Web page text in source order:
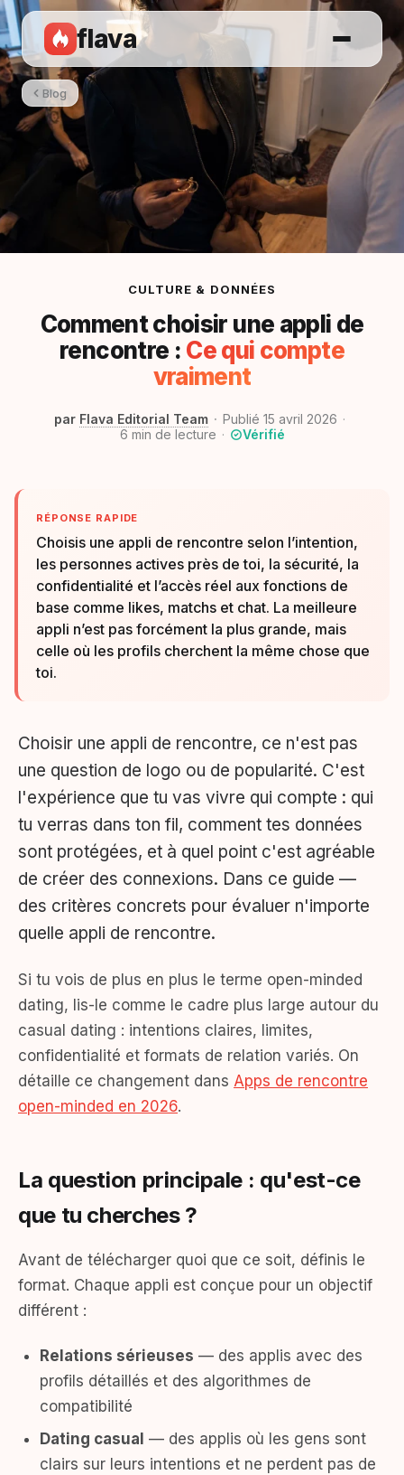
Blog
flava
CULTURE & DONNÉES
Comment choisir une appli de
rencontre : Ce qui compte
vraiment
par Flava Editorial Team
Publié 15 avril 2026
6 min de lecture Vérifié
RÉPONSE RAPIDE
Choisis une appli de rencontre selon l’intention,
les personnes actives près de toi, la sécurité, la
confidentialité et l’accès réel aux fonctions de
base comme likes, matchs et chat. La meilleure
appli n’est pas forcément la plus grande, mais
celle où les profils cherchent la même chose que
toi.
Choisir une appli de rencontre, ce n'est pas
une question de logo ou de popularité. C'est
l'expérience que tu vas vivre qui compte : qui
tu verras dans ton fil, comment tes données
sont protégées, et à quel point c'est agréable
de créer des connexions. Dans ce guide —
des critères concrets pour évaluer n'importe
quelle appli de rencontre.
Si tu vois de plus en plus le terme open-minded
dating, lis-le comme le cadre plus large autour du
casual dating : intentions claires, limites,
confidentialité et formats de relation variés. On
détaille ce changement dans Apps de rencontre
open-minded en 2026.
La question principale : qu'est-ce
que tu cherches ?
Avant de télécharger quoi que ce soit, définis le
format. Chaque appli est conçue pour un objectif
différent :
Relations sérieuses — des applis avec des
profils détaillés et des algorithmes de
compatibilité
Dating casual — des applis où les gens sont
clairs sur leurs intentions et ne perdent pas de